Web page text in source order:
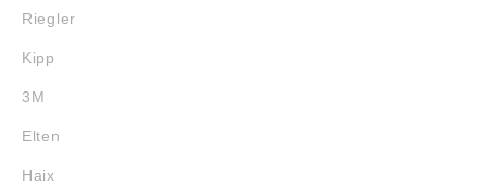
Riegler
Kipp
3M
Elten
Haix